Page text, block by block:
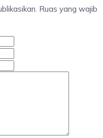
Ruas yang wajib